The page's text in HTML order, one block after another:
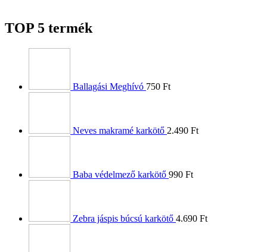
TOP 5 termék
Ballagási Meghívó 750 Ft
Neves makramé karkötő 2.490 Ft
Baba védelmező karkötő 990 Ft
Zebra jáspis búcsú karkötő 4.690 Ft